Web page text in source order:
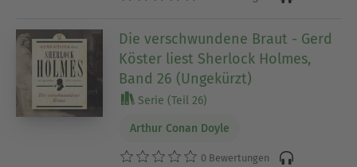
Die verschwundene Braut - Gerd
Köster liest Sherlock Holmes,
Band 26 (Ungekürzt)
Serie (Teil 26)
Arthur Conan Doyle
0 Bewertungen